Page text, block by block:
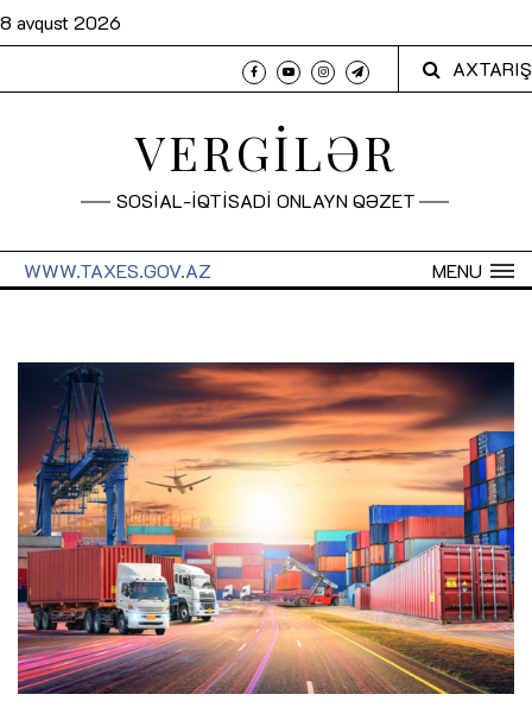
8 avqust 2026
AXTARIŞ
VERGİLƏR
SOSİAL-İQTİSADİ ONLAYN QƏZET
MENU
WWW.TAXES.GOV.AZ